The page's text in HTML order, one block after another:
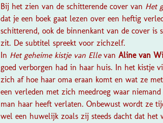
Bij het zien van de schitterende cover van Het
dat je een boek gaat lezen over een heftig
schitterend, ook de binnenkant van de cover
zit. De subtitel spreekt voor zichzelf.
In Het geheime kistje van Elle van Aline van
goed verborgen had in haar huis. In het kistje
zich af hoe haar oma eraan komt en wat ze
een verleden met zich meedroeg waar
man haar heeft verlaten. Onbewust wordt ze
wel een huwelijk zoals zij steeds dacht dat het